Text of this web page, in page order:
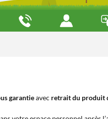
garantieavec retrait du produit